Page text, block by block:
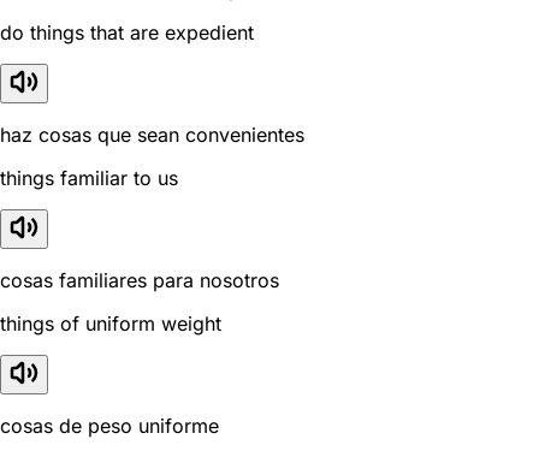
do things that are expedient
haz cosas que sean convenientes
things familiar to us
cosas familiares para nosotros
things of uniform weight
cosas de peso uniforme